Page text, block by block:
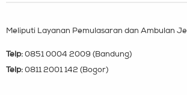
Meliputi Layanan Pemulasaran dan Ambulan
Telp: 0851 0004 2009 (Bandung)
Telp: 0811 2001 142 (Bogor)